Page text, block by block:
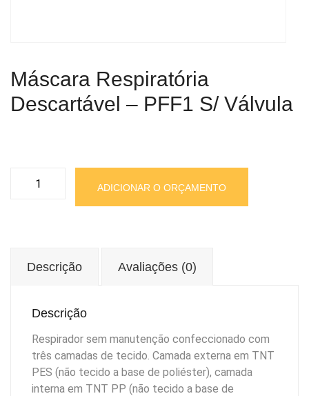
Máscara Respiratória
Descartável – PFF1 S/ Válvula
Respiratória
válvula
ADICIONAR O ORÇAMENTO
Descrição Avaliações (0)
Descrição
Respirador sem manutenção confeccionado com
três camadas de tecido. Camada externa em TNT
PES (não tecido a base de poliéster), camada
interna em TNT PP (não tecido a base de